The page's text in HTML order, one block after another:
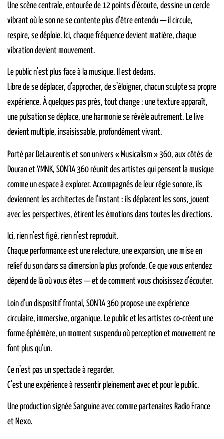
Une scène centrale, entourée de 12 points d’écoute, dessine un cercle
vibrant où le son ne se contente plus d’être entendu — il circule,
respire, se déploie. Ici, chaque fréquence devient matière, chaque
vibration devient mouvement.
Le public n’est plus face à la musique. Il est dedans.
Libre de se déplacer, d’approcher, de s’éloigner, chacun sculpte sa propre
expérience. À quelques pas près, tout change : une texture apparaît,
une pulsation se déplace, une harmonie se révèle autrement. Le live
devient multiple, insaisissable, profondément vivant.
Porté par DeLaurentis et son univers « Musicalism » 360, aux côtés de
Douran et YMNK, SON’IA 360 réunit des artistes qui pensent la musique
comme un espace à explorer. Accompagnés de leur régie sonore, ils
deviennent les architectes de l’instant : ils déplacent les sons, jouent
avec les perspectives, étirent les émotions dans toutes les directions.
Ici, rien n’est figé, rien n’est reproduit.
Chaque performance est une relecture, une expansion, une mise en
relief du son dans sa dimension la plus profonde. Ce que vous entendez
dépend de là où vous êtes — et de comment vous choisissez d’écouter.
Loin d’un dispositif frontal, SON’IA 360 propose une expérience
circulaire, immersive, organique. Le public et les artistes co-créent une
forme éphémère, un moment suspendu où perception et mouvement ne
font plus qu’un.
Ce n’est pas un spectacle à regarder.
C’est une expérience à ressentir pleinement avec et pour le public.
Une production signée Sanguine avec comme partenaires Radio France
et Nexo.